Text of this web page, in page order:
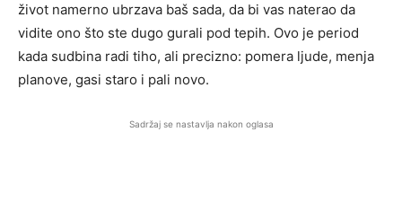
život namerno ubrzava baš sada, da bi vas naterao da
vidite ono što ste dugo gurali pod tepih. Ovo je period
kada sudbina radi tiho, ali precizno: pomera ljude, menja
planove, gasi staro i pali novo.
Sadržaj se nastavlja nakon oglasa